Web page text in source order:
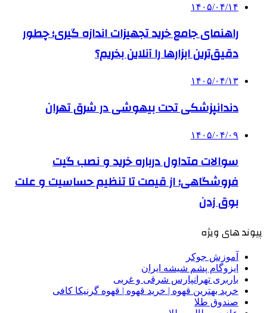
۱۴۰۵/۰۴/۱۴
راهنمای جامع خرید تجهیزات اندازه گیری؛ چطور
دقیق‌ترین ابزارها را آنلاین بخریم؟
۱۴۰۵/۰۴/۱۳
دندانپزشکی تحت بیهوشی در شرق تهران
۱۴۰۵/۰۴/۰۹
سوالات متداول درباره خرید و نصب گیت
فروشگاهی؛ از قیمت تا تنظیم حساسیت و علت
بوق زدن
پیوند های ویژه
آموزش جوکر
ایزوگام پشم شیشه ایران
باربری تهرانپارس شرقی و غربی
خرید بهترین قهوه | خرید قهوه | قهوه گرنیکا کافی
صندوق طلا